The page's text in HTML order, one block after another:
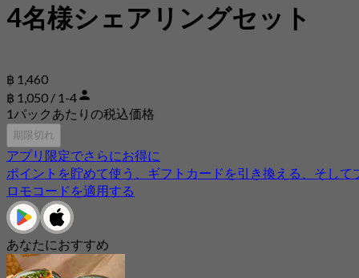
4名様シェアリングセット
฿ 1,460
฿ 1,050 / 1-4
1パックあたりの税込価格
期限切れ
アプリ限定でさらにお得に
ポイントを貯めて使う、ギフトカードを引き換える、そして
ロモコードを適用する
あなたにおすすめ